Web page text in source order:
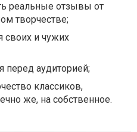
реальные отзывы от
творчестве;
своих и чужих
перед аудиторией;
классиков,
же, на собственное.